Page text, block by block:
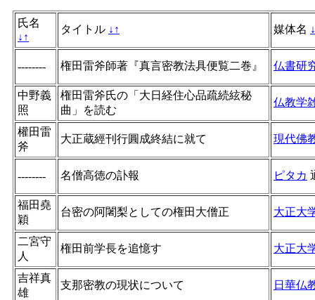
氏名
↓ ↑
タイトル ↓ ↑ 媒体名 ↓
-------- 権田雷斧師著『真言密教法具便覧二巻』 仏書研
中野義
照
権田雷斧氏の「大日経住心品疏続絃秘
曲」を読む
仏教学
權田雷
斧
大正蔵經刊行圓成終結に就て 現代佛
-------- 名僧高徳の訃報 ピタカ
福田堯
穎
台密の阿闍梨としての権田大僧正 大正大
二宮守
人
権田前学長を追憶す 大正大
吉祥真
雄
支那密教の現状について 日華仏